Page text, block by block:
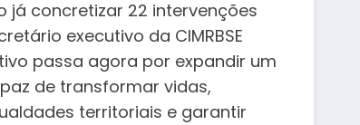
já concretizar 22 intervenções
executivo da CIMRBSE
passa agora por expandir um
de transformar vidas,
territoriais e garantir